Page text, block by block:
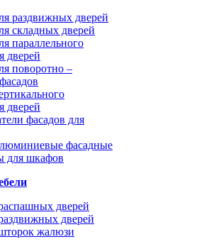
раздвижных дверей
складных дверей
параллельного
дверей
поворотно –
дверей
фасадов для
фасадные
для шкафов
дверей
дверей
жалюзи